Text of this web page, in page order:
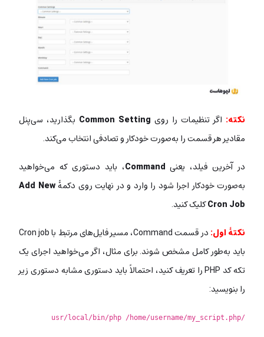
نکته: اگر تنظیمات را روی Common Setting بگذارید، سی‌پنل
مقادیر هر قسمت را به‌صورت خودکار و تصادفی انتخاب می‌کند.
در آخرین فیلد، یعنی Command، باید دستوری که می‌خواهید
به‌صورت خودکار اجرا شود را وارد و در نهایت روی دکمۀAdd New
Cron Jobکلیک کنید.
نکتۀ اول:
در قسمت Command، مسیر فایل‌های مرتبط با Cron job
باید به‌طور کامل مشخص شوند. برای مثال، اگر می‌خواهید اجرای یک
تکه کد PHP را تعریف کنید، احتمالاً باید دستوری مشابه دستوری زیر
را بنویسید:
/usr/local/bin/php /home/username/my_script.php